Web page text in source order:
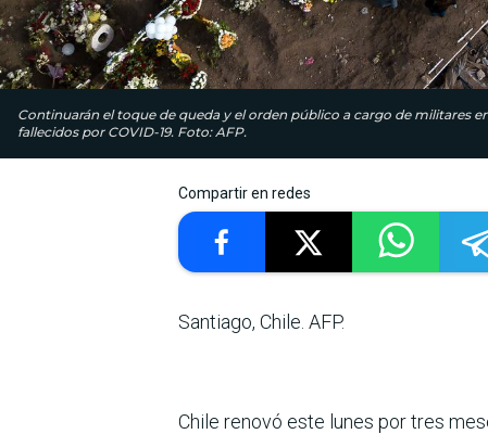
Continuarán el toque de queda y el orden público a cargo de militares
fallecidos por COVID-19. Foto: AFP.
Compartir en redes
Santiago, Chile. AFP.
Chile renovó este lunes por tres